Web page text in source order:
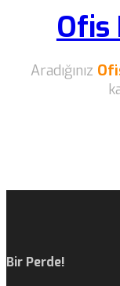
Ofis
Aradığınız
Bir Perde!